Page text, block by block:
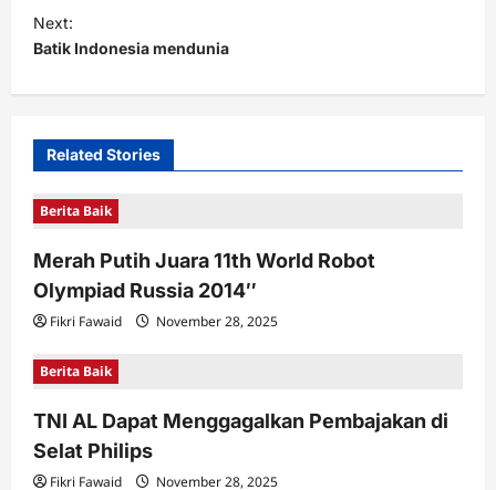
t
n
a
a
t
i
o
n
Next:
Batik Indonesia mendunia
Related Stories
Berita Baik
Merah Putih Juara 11th World Robot
Olympiad Russia 2014″
Fikri Fawaid November 28, 2025
Berita Baik
TNI AL Dapat Menggagalkan Pembajakan di
Selat Philips
Fikri Fawaid November 28, 2025